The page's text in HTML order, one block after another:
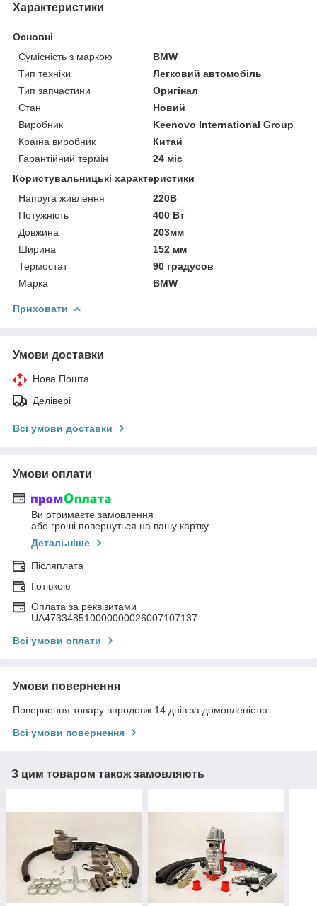
Характеристики
Основні
Сумісність з маркою
BMW
Тип техніки
Легковий автомобіль
Тип запчастини
Оригінал
Стан
Новий
Виробник
Keenovo International Group
Країна виробник
Китай
Гарантійний термін
24 міс
Користувальницькі характеристики
Напруга живлення
220В
Потужність
400 Вт
Довжина
203мм
Ширина
152 мм
Термостат
90 градусов
Марка
BMW
Приховати
Умови доставки
Нова Пошта
Делівері
Всі умови доставки
Умови оплати
Ви отримаєте замовлення
або гроші повернуться на вашу картку
Детальніше
Післяплата
Готівкою
Оплата за реквізитами
UA473348510000000026007107137
Всі умови оплати
Умови повернення
Повернення товару впродовж 14 днів за домовленістю
Всі умови повернення
З цим товаром також замовляють